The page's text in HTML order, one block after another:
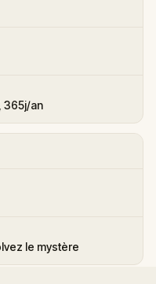
365j/an
le mystère